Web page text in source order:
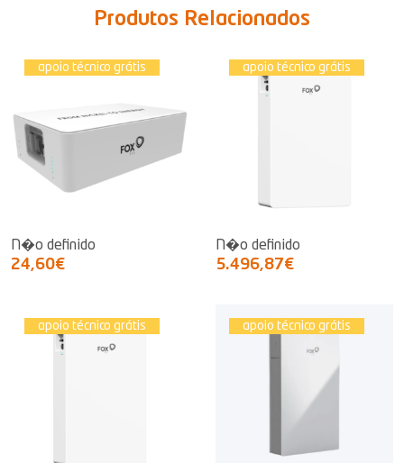
Produtos Relacionados
apoio técnico grátis
N�o definido
24,60€
apoio técnico grátis
N�o definido
5.496,87€
apoio técnico grátis apoio técnico grátis